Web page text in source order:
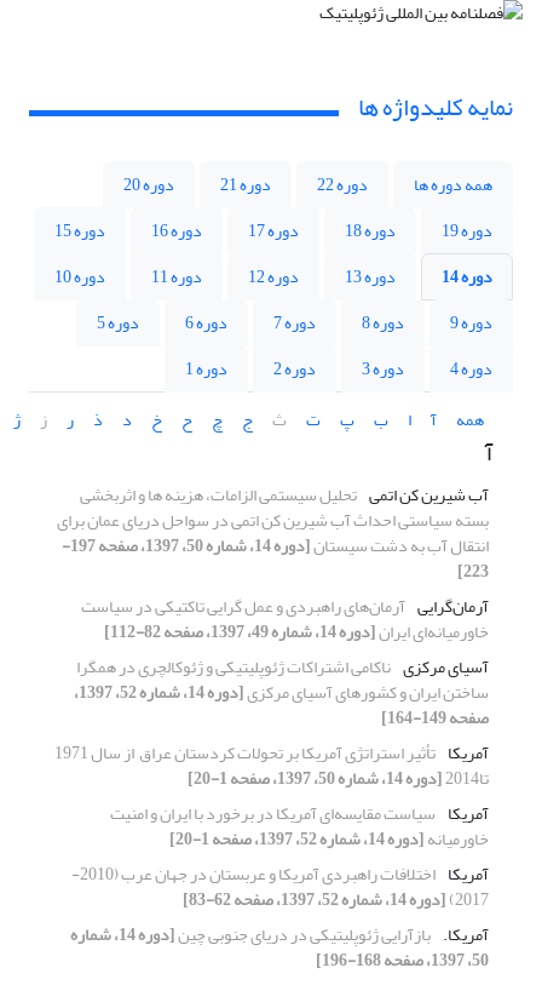
نمایه کلیدواژه ها
همه دوره ها دوره 22 دوره 21
دوره 20
دوره 19
دوره 18 دوره 17 دوره 16
دوره 15
دوره 14
دوره 13 دوره 12 دوره 11
دوره 10
دوره 9
دوره 8 دوره 7 دوره 6
دوره 5
دوره 4
دوره 3 دوره 2
دوره 1
همه
آ ا ب پ ت ث ج چ ح خ د ذ ر ز ژ
آ
آب شیرین کن اتمی تحلیل سیستمی الزامات، هزینه ها و اثربخشی
بسته سیاستی احداث آب ‏شیرین کن اتمی در سواحل دریای عمان برای
انتقال آب به دشت سیستان [دوره 14، شماره 50، 1397، صفحه 197-
223]
آرمان‌گرایی آرمان‌های راهبردی و عمل گرایی تاکتیکی در سیاست
خاورمیانه‌ای ایران[دوره 14، شماره 49، 1397، صفحه 82-112]
آسیای مرکزی ناکامی اشتراکات ژئوپلیتیکی و ژئوکالچری در همگرا
ساختن ایران و کشورهای آسیای مرکزی [دوره 14، شماره 52، 1397،
صفحه 149-164]
آمریکا
تأثیر استراتژی آمریکا بر تحولات کردستان عراق ‏ از سال 1971
تا2014‏
[دوره 14، شماره 50، 1397، صفحه 1-20]
آمریکا سیاست مقایسه‌ای آمریکا در برخورد با ایران و امنیت
خاورمیانه[دوره 14، شماره 52، 1397، صفحه 1-20]
آمریکا
اختلافات راهبردی آمریکا و عربستان در جهان عرب (2010-
2017) [دوره 14، شماره 52، 1397، صفحه 62-83]
آمریکا.‏ بازآرایی ژئوپلیتیکی در دریای جنوبی چین [دوره 14، شماره
50، 1397، صفحه 168-196]